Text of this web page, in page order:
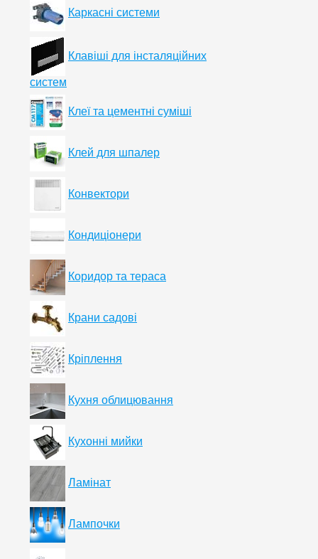
Каркасні системи
Клавіші для інсталяційних
систем
Клеї та цементні суміші
Клей для шпалер
Конвектори
Кондиціонери
Коридор та тераса
Крани садові
Кріплення
Кухня облицювання
Кухонні мийки
Ламінат
Лампочки